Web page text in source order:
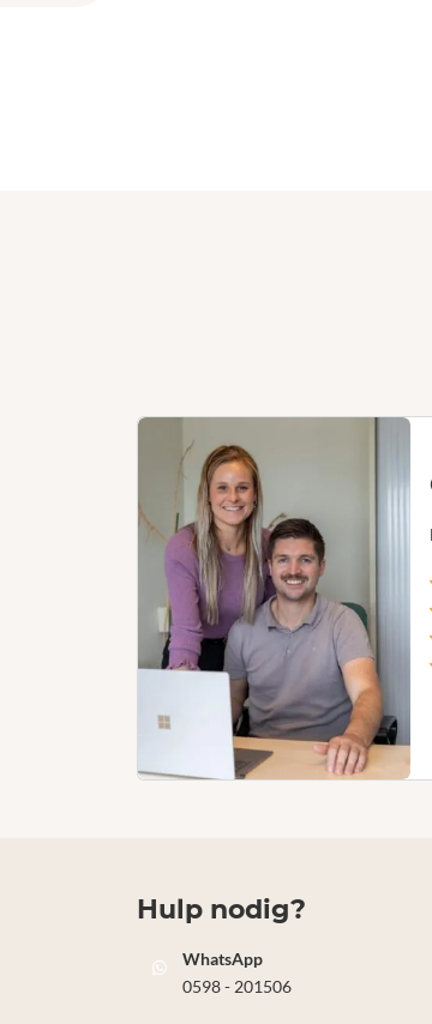
Hulp nodig?
WhatsApp
0598 - 201506